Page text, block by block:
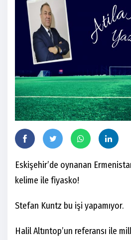
Eskişehir’de oynanan
kelime ile fiyasko!
Stefan Kuntz bu işi yapamıyor.
Halil Altıntop’un referansı ile